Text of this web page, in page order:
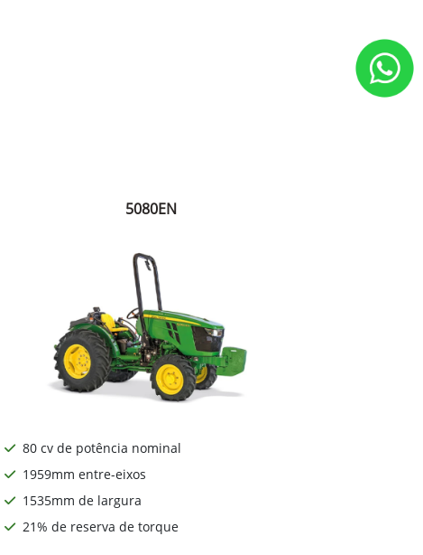
5080EN
80 cv de potência nominal
1959mm entre-eixos
1535mm de largura
21% de reserva de torque